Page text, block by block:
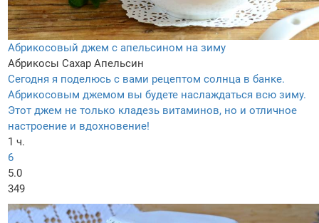
Абрикосовый джем с апельсином на зиму
Абрикосы Сахар Апельсин
Сегодня я поделюсь с вами рецептом солнца в банке.
Абрикосовым джемом вы будете наслаждаться всю зиму.
Этот джем не только кладезь витаминов, но и отличное
настроение и вдохновение!
1 ч.
6
5.0
349